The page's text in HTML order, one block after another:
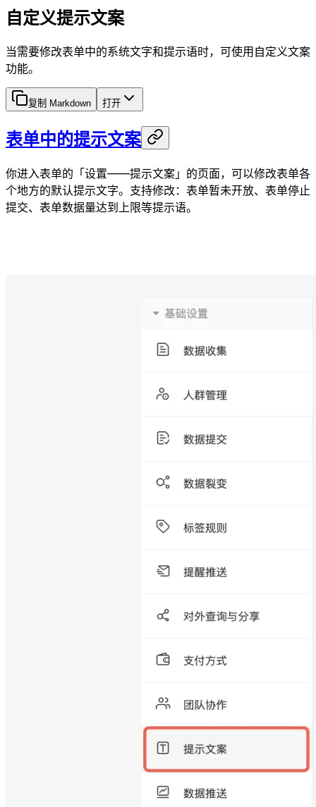
自定义提示文案
当需要修改表单中的系统文字和提示语时，可使用自定义文案
功能。
复制 Markdown 打开
表单中的提示文案
你进入表单的「设置——提示文案」的页面，可以修改表单各
个地方的默认提示文字。支持修改：表单暂未开放、表单停止
提交、表单数据量达到上限等提示语。